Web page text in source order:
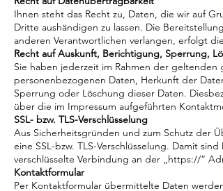
Ihnen steht das Recht zu, Daten, die wir auf
Dritte aushändigen zu lassen. Die
anderen Verantwortlichen verlangen, erfolgt
Recht auf Auskunft, Berichtigung, Sperrung,
Sie haben jederzeit im Rahmen der
personenbezogenen Daten, Herkunft der
Sperrung oder Löschung dieser Daten.
über die im Impressum aufgeführten
SSL- bzw. TLS-Verschlüsselung
Aus Sicherheitsgründen und zum Schutz der
eine SSL-bzw. TLS-Verschlüsselung. Damit
verschlüsselte Verbindung an der „https://“
Kontaktformular
Per Kontaktformular übermittelte Daten